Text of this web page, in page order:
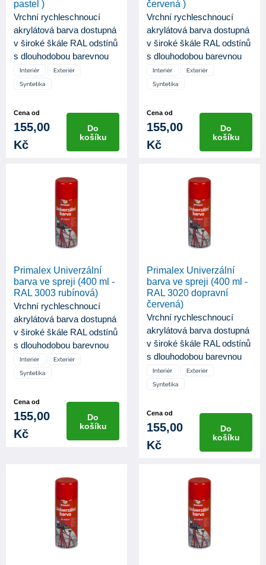
pastel )
Vrchní rychleschnoucí
akrylátová barva dostupná
v široké škále RAL odstínů
s dlouhodobou barevnou
st...
Cena od
155,00
Kč
Do
košíku
červená )
Vrchní rychleschnoucí
akrylátová barva dostupná
v široké škále RAL odstínů
s dlouhodobou barevnou
st...
Cena od
155,00
Kč
Do
košíku
Primalex Univerzální
barva ve spreji (400 ml -
RAL 3003 rubínová)
Vrchní rychleschnoucí
akrylátová barva dostupná
v široké škále RAL odstínů
s dlouhodobou barevnou
st...
Cena od
155,00
Kč
Do
košíku
Primalex Univerzální
barva ve spreji (400 ml -
RAL 3020 dopravní
červená)
Vrchní rychleschnoucí
akrylátová barva dostupná
v široké škále RAL odstínů
s dlouhodobou barevnou
st...
Cena od
155,00
Kč
Do
košíku